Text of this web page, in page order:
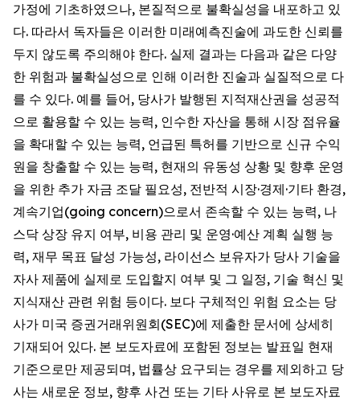
가정에 기초하였으나, 본질적으로 불확실성을 내포하고 있
다. 따라서 독자들은 이러한 미래예측진술에 과도한 신뢰를
두지 않도록 주의해야 한다. 실제 결과는 다음과 같은 다양
한 위험과 불확실성으로 인해 이러한 진술과 실질적으로 다
를 수 있다. 예를 들어, 당사가 발행된 지적재산권을 성공적
으로 활용할 수 있는 능력, 인수한 자산을 통해 시장 점유율
을 확대할 수 있는 능력, 언급된 특허를 기반으로 신규 수익
원을 창출할 수 있는 능력, 현재의 유동성 상황 및 향후 운영
을 위한 추가 자금 조달 필요성, 전반적 시장·경제·기타 환경,
계속기업(going concern)으로서 존속할 수 있는 능력, 나
스닥 상장 유지 여부, 비용 관리 및 운영·예산 계획 실행 능
력, 재무 목표 달성 가능성, 라이선스 보유자가 당사 기술을
자사 제품에 실제로 도입할지 여부 및 그 일정, 기술 혁신 및
지식재산 관련 위험 등이다. 보다 구체적인 위험 요소는 당
사가 미국 증권거래위원회(SEC)에 제출한 문서에 상세히
기재되어 있다. 본 보도자료에 포함된 정보는 발표일 현재
기준으로만 제공되며, 법률상 요구되는 경우를 제외하고 당
사는 새로운 정보, 향후 사건 또는 기타 사유로 본 보도자료